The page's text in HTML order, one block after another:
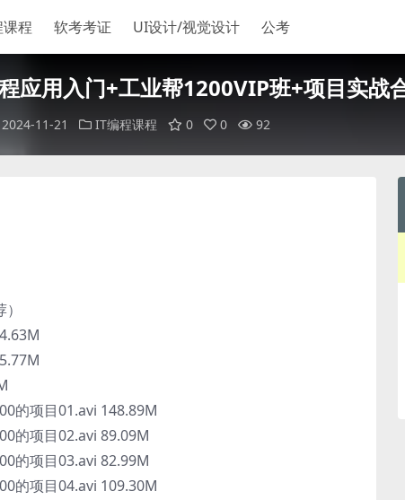
程 软考考证 UI设计/视觉设计 公考
应用入门+工业帮1200VIP班+项目实战
2024-11-21 IT编程课程 0 0 92
的项目01.avi 148.89M
的项目02.avi 89.09M
的项目03.avi 82.99M
的项目04.avi 109.30M